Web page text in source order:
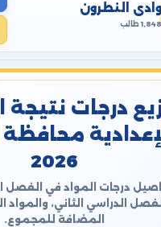
وادي النطرون
1,848 طالب
درجات نتيجة
محافظة
2026
درجات المواد في الفصل
الدراسي الثاني، والمواد
المضافة للمجموع.